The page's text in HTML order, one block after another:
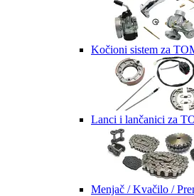
Kočioni sistem za
Lanci i lančanici za
Menjač / Kvačilo /